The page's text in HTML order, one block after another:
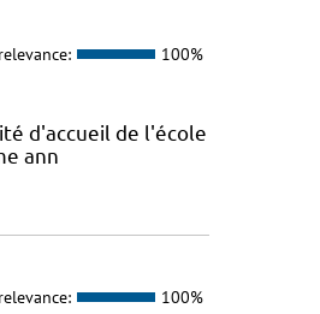
relevance: 100%
d'accueil de l'école
ann
relevance: 100%